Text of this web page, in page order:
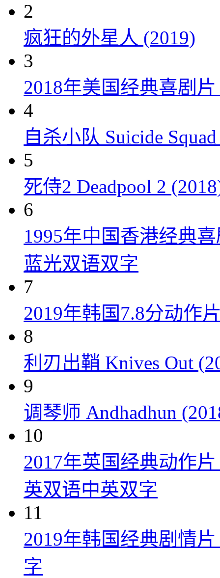
2
疯狂的外星人 (2019)
3
2018年美国经典喜剧
4
自杀小队 Suicide
5
死侍2 Deadpool 2
6
1995年中国香港经典
蓝光双语双字
7
2019年韩国7.8分动作
8
利刃出鞘 Knives Out
9
调琴师 Andhadhun
10
2017年英国经典动作
英双语中英双字
11
2019年韩国经典剧情
字